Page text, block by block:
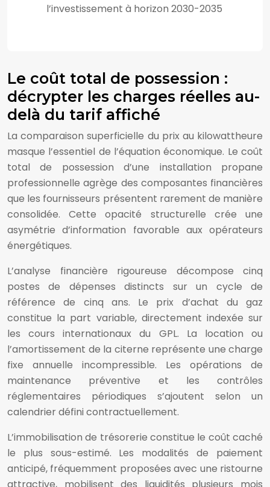
l’investissement à horizon 2030-2035
Le coût total de possession :
décrypter les charges réelles au-
delà du tarif affiché
La comparaison superficielle du prix au kilowattheure
masque l’essentiel de l’équation économique. Le coût
total de possession d’une installation propane
professionnelle agrège des composantes financières
que les fournisseurs présentent rarement de manière
consolidée. Cette opacité structurelle crée une
asymétrie d’information favorable aux opérateurs
énergétiques.
L’analyse financière rigoureuse décompose cinq
postes de dépenses distincts sur un cycle de
référence de cinq ans. Le prix d’achat du gaz
constitue la part variable, directement indexée sur
les cours internationaux du GPL. La location ou
l’amortissement de la citerne représente une charge
fixe annuelle incompressible. Les opérations de
maintenance préventive et les contrôles
réglementaires périodiques s’ajoutent selon un
calendrier défini contractuellement.
L’immobilisation de trésorerie constitue le coût caché
le plus sous-estimé. Les modalités de paiement
anticipé, fréquemment proposées avec une ristourne